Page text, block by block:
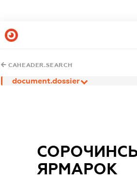
CAHEADER.SEARCH
document.dossier
ЯРМАРОК